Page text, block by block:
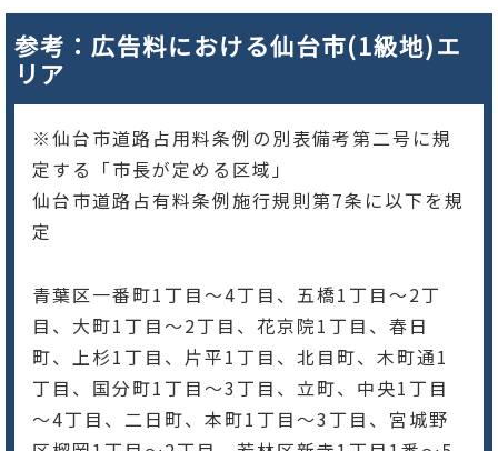
参考：広告料における仙台市(1級地)エ
リア
※仙台市道路占用料条例の別表備考第二号に規
定する「市長が定める区域」
仙台市道路占有料条例施行規則第7条に以下を規
定
青葉区一番町1丁目～4丁目、五橋1丁目～2丁
目、大町1丁目～2丁目、花京院1丁目、春日
町、上杉1丁目、片平1丁目、北目町、木町通1
丁目、国分町1丁目～3丁目、立町、中央1丁目
～4丁目、二日町、本町1丁目～3丁目、宮城野